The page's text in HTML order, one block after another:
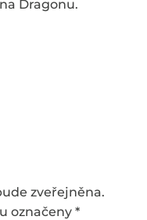
Dragonu.
zveřejněna.
označeny *